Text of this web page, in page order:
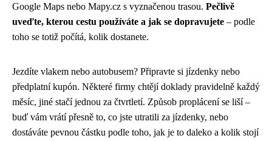
Google Maps nebo Mapy.cz s vyznačenou trasou. Pečlivě
uveďte, kterou cestu používáte a jak se dopravujete – podle
toho se totiž počítá, kolik dostanete.
Jezdíte vlakem nebo autobusem? Připravte si jízdenky nebo
předplatní kupón. Některé firmy chtějí doklady pravidelně každý
měsíc, jiné stačí jednou za čtvrtletí. Způsob proplácení se liší –
buď vám vrátí přesně to, co jste utratili za jízdenky, nebo
dostáváte pevnou částku podle toho, jak je to daleko a kolik stojí